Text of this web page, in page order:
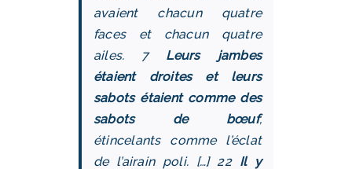
avaient chacun quatre
faces et chacun quatre
ailes. 7 Leurs jambes
étaient droites et leurs
sabots étaient comme des
sabots de bœuf,
étincelants comme l’éclat
de l’airain poli. […] 22 Il y